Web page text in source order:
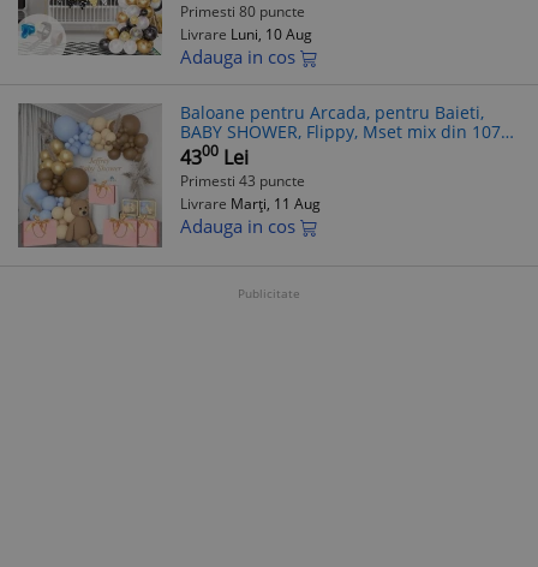
Primesti 80 puncte
Livrare Luni, 10 Aug
Adauga in cos
Baloane pentru Arcada, pentru Baieti,
BABY SHOWER, Flippy, Mset mix din 107
Baloane, din Latex pentru decor, Albastru
Maro
4300 Lei
Primesti 43 puncte
Livrare Marți, 11 Aug
Adauga in cos
Publicitate